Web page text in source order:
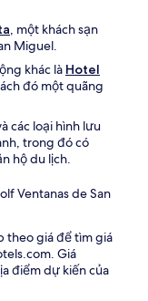
, một khách sạn
Miguel.
khác là Hotel
đó một quãng
các loại hình lưu
trong đó có
hộ du lịch.
Ventanas de San
theo giá để tìm giá
Giá
điểm dự kiến của